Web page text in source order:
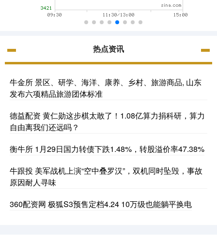
热点资讯
牛金所 景区、研学、海洋、康养、乡村、旅游商品, 山东
发布六项精品旅游团体标准
德益配资 黄仁勋这步棋太敢了！1.08亿算力捐科研，算力
自由离我们还远吗？
衡牛所 1月29日国力转债下跌1.48%，转股溢价率47.38%
牛跟投 美军战机上演“空中叠罗汉”，双机同时坠毁，事故
原因耐人寻味
360配资网 极狐S3预售定档4.24 10万级也能躺平换电